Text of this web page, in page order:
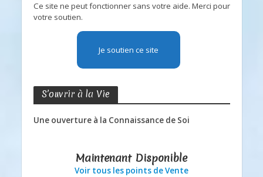
Ce site ne peut fonctionner sans votre aide. Merci pour
votre soutien.
Je soutien ce site
S’ouvrir à la Vie
Une ouverture à la Connaissance de Soi
Maintenant Disponible
Voir tous les points de Vente